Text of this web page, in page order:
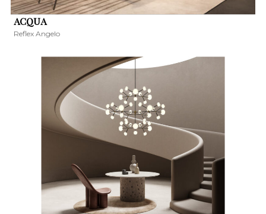
ACQUA
Reflex Angelo